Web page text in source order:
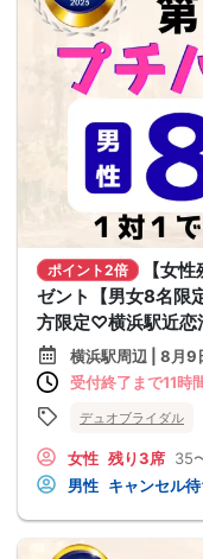
ポイント2倍
【女
ゼント【男女8名限
方限定♡横浜駅近恋
横浜駅周辺 | 8月9
受付終了まで11時
デュオブライダル
女性 残り3席 35
男性 キャンセル待